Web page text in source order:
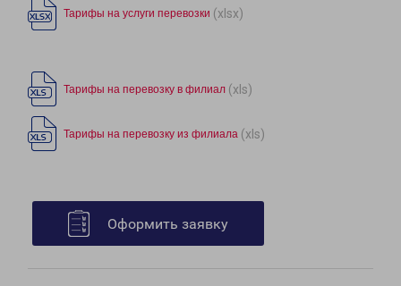
Тарифы на услуги перевозки (xlsx)
Тарифы на перевозку в филиал (xls)
Тарифы на перевозку из филиала (xls)
Оформить заявку